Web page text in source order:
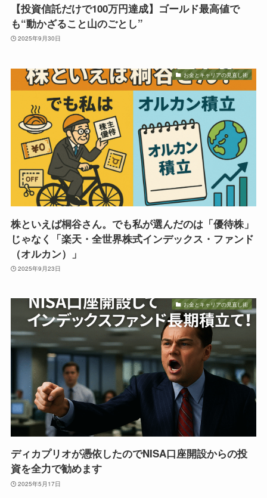
【投資信託だけで100万円達成】ゴールド最高値で
も“動かざること山のごとし”
2025年9月30日
お金とキャリアの見直し術
株といえば桐谷さん。でも私が選んだのは「優待株」
じゃなく「楽天・全世界株式インデックス・ファンド
（オルカン）」
2025年9月23日
お金とキャリアの見直し術
ディカプリオが憑依したのでNISA口座開設からの投
資を全力で勧めます
2025年5月17日